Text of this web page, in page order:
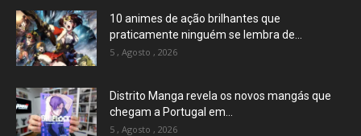
10 animes de ação brilhantes que
praticamente ninguém se lembra de...
5 , Agosto , 2026
Distrito Manga revela os novos mangás que
chegam a Portugal em...
5 , Agosto , 2026